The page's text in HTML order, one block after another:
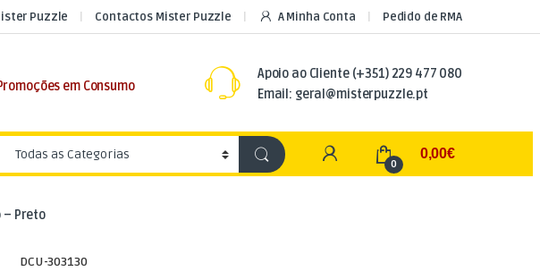
Puzzle Contactos Mister Puzzle A Minha Conta Pedido de RMA
em Consumo
Apoio ao Cliente(+351) 229 477 080
Email: geral@misterpuzzle.pt
My Account
0
0,00€
– Preto
DCU-303130